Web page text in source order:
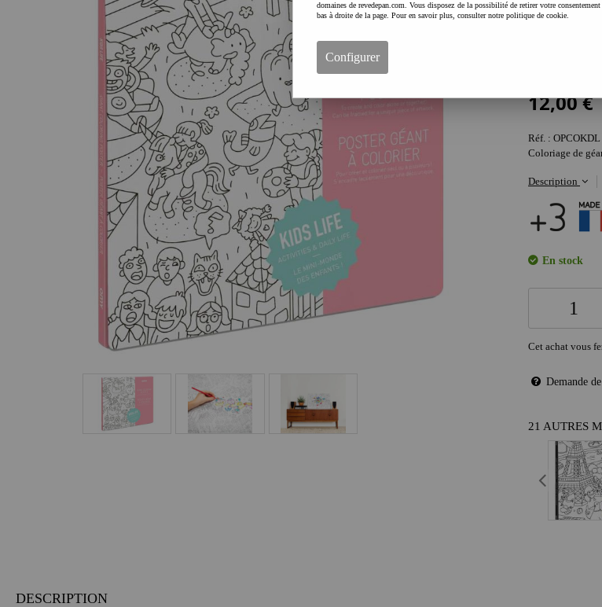
OMY
12,00€
Réf. : OPCOKDL
Coloriage de
Description
En stock
Cet achat vous
Demande
21 AUTRES
DESCRIPTION
domaines de revedepan.com. Vous disposez de la possibilité de retirer votre
bas à droite de la page. Pour en savoir plus, consulter notre politique de cookie.
Configurer